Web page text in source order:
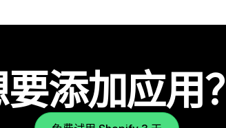
添加应用？